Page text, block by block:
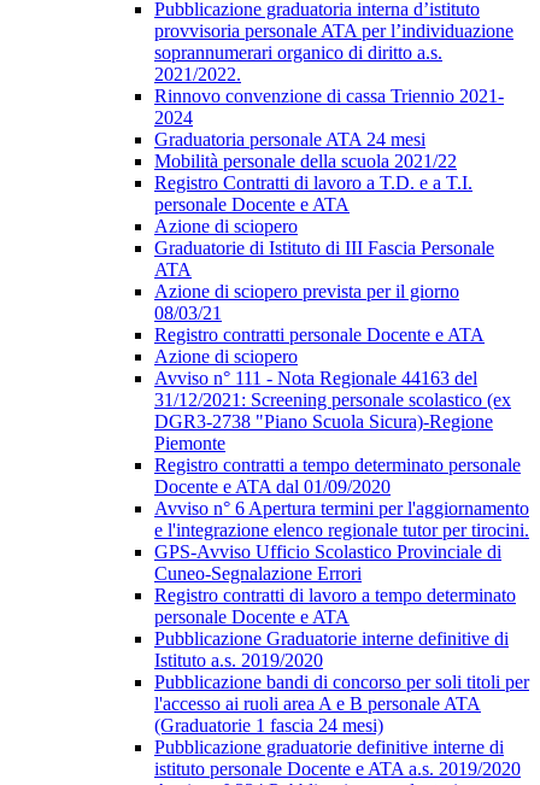
Pubblicazione graduatoria interna d’istituto
provvisoria personale ATA per l’individuazione
soprannumerari organico di diritto a.s.
2021/2022.
Rinnovo convenzione di cassa Triennio 2021-
2024
Graduatoria personale ATA 24 mesi
Mobilità personale della scuola 2021/22
Registro Contratti di lavoro a T.D. e a T.I.
personale Docente e ATA
Azione di sciopero
Graduatorie di Istituto di III Fascia Personale
ATA
Azione di sciopero prevista per il giorno
08/03/21
Registro contratti personale Docente e ATA
Azione di sciopero
Avviso n° 111 - Nota Regionale 44163 del
31/12/2021: Screening personale scolastico (ex
DGR3-2738 "Piano Scuola Sicura)-Regione
Piemonte
Registro contratti a tempo determinato personale
Docente e ATA dal 01/09/2020
Avviso n° 6 Apertura termini per l'aggiornamento
e l'integrazione elenco regionale tutor per tirocini.
GPS-Avviso Ufficio Scolastico Provinciale di
Cuneo-Segnalazione Errori
Registro contratti di lavoro a tempo determinato
personale Docente e ATA
Pubblicazione Graduatorie interne definitive di
Istituto a.s. 2019/2020
Pubblicazione bandi di concorso per soli titoli per
l'accesso ai ruoli area A e B personale ATA
(Graduatorie 1 fascia 24 mesi)
Pubblicazione graduatorie definitive interne di
istituto personale Docente e ATA a.s. 2019/2020